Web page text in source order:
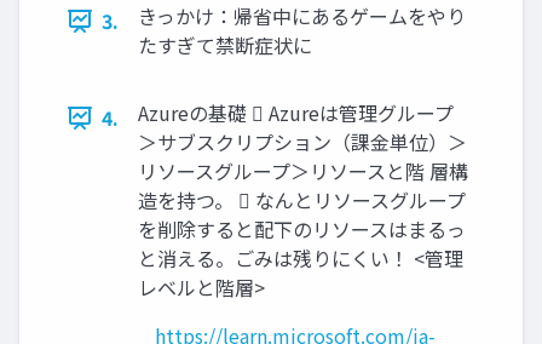
3.
きっかけ：帰省中にあるゲームをやり
たすぎて禁断症状に
4.
Azureの基礎  Azureは管理グループ
＞サブスクリプション（課金単位）＞
リソースグループ＞リソースと階 層構
造を持つ。  なんとリソースグループ
を削除すると配下のリソースはまるっ
と消える。ごみは残りにくい！ <管理
レベルと階層>
https://learn.microsoft.com/ja-